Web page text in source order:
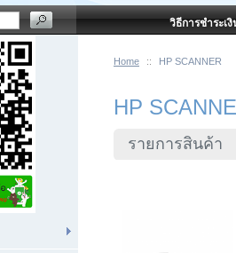
Home :: HP SCANNER
HP
รายการสินค้า
วิธีการชำระเงิ